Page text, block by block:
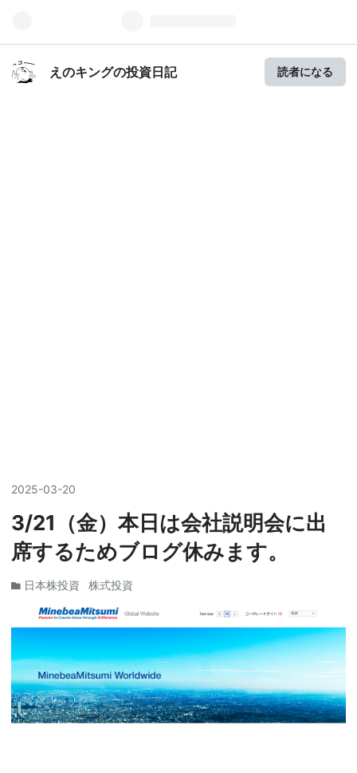
えのキングの投資日記 読者になる
2025-03-20
3/21（金）本日は会社説明会に出
席するためブログ休みます。
日本株投資 株式投資